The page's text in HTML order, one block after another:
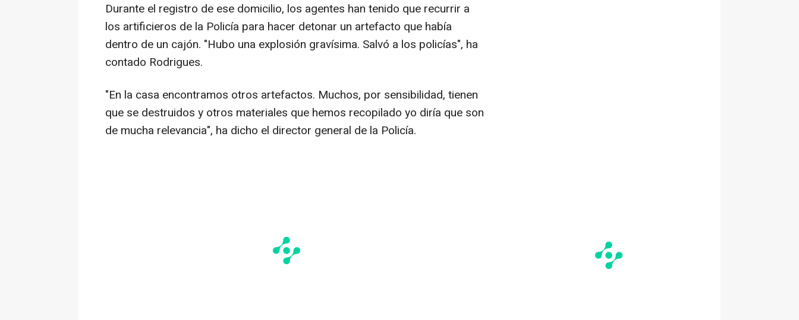
Durante el registro de ese domicilio, los agentes han tenido que recurrir a
los artificieros de la Policía para hacer detonar un artefacto que había
dentro de un cajón. "Hubo una explosión gravísima. Salvó a los policías", ha
contado Rodrigues.
"En la casa encontramos otros artefactos. Muchos, por sensibilidad, tienen
que se destruidos y otros materiales que hemos recopilado yo diría que son
de mucha relevancia", ha dicho el director general de la Policía.